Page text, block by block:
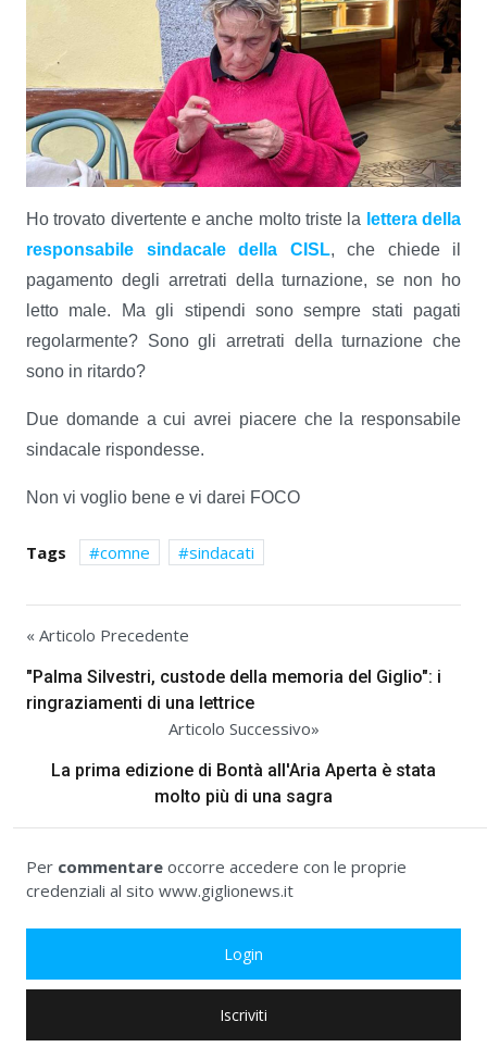
Ho trovato divertente e anche molto triste la lettera della
responsabile sindacale della CISL, che chiede il
pagamento degli arretrati della turnazione, se non ho
letto male. Ma gli stipendi sono sempre stati pagati
regolarmente? Sono gli arretrati della turnazione che
sono in ritardo?
Due domande a cui avrei piacere che la responsabile
sindacale rispondesse.
Non vi voglio bene e vi darei FOCO
Tags comne sindacati
« Articolo Precedente
"Palma Silvestri, custode della memoria del Giglio": i
ringraziamenti di una lettrice
Articolo Successivo»
La prima edizione di Bontà all'Aria Aperta è stata
molto più di una sagra
Per commentare occorre accedere con le proprie
credenziali al sito www.giglionews.it
Login
Iscriviti